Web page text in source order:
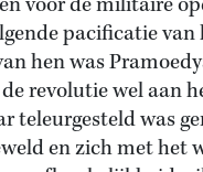
pacificatie van
hen was
revolutie wel aan
teleurgesteld was
en zich met het